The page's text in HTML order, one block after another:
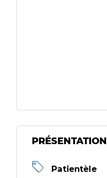
PRÉSENTATION
Patientèle